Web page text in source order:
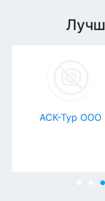
АСК-Тур ООО